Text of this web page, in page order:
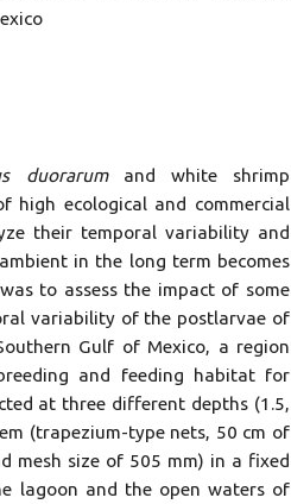
duorarumand white shrimp
high ecological and commercial
their temporal variability and
in the long term becomes
to assess the impact of some
variability of the postlarvae of
Gulf of Mexico, a region
and feeding habitat for
at three different depths (1.5,
(trapezium-type nets, 50 cm of
mesh size of 505 mm) in a fixed
lagoon and the open waters of